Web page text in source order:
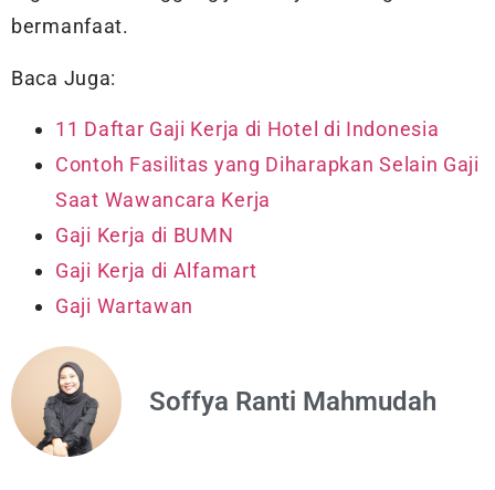
bermanfaat.
Baca Juga:
11 Daftar Gaji Kerja di Hotel di Indonesia
Contoh Fasilitas yang Diharapkan Selain Gaji
Saat Wawancara Kerja
Gaji Kerja di BUMN
Gaji Kerja di Alfamart
Gaji Wartawan
Soffya Ranti Mahmudah